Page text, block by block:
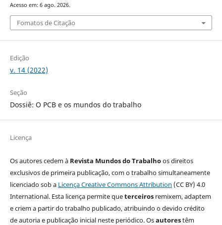
Acesso em: 6 ago. 2026.
Fomatos de Citação
Edição
v. 14 (2022)
Seção
Dossiê: O PCB e os mundos do trabalho
Licença
Os autores cedem à Revista Mundos do Trabalhoos direitos
exclusivos de primeira publicação, com o trabalho simultaneamente
licenciado sob a Licença Creative Commons Attribution (CC BY) 4.0
International. Esta licença permite queterceirosremixem, adaptem
e criem a partir do trabalho publicado, atribuindo o devido crédito
de autoria e publicação inicial neste periódico. Osautorestêm